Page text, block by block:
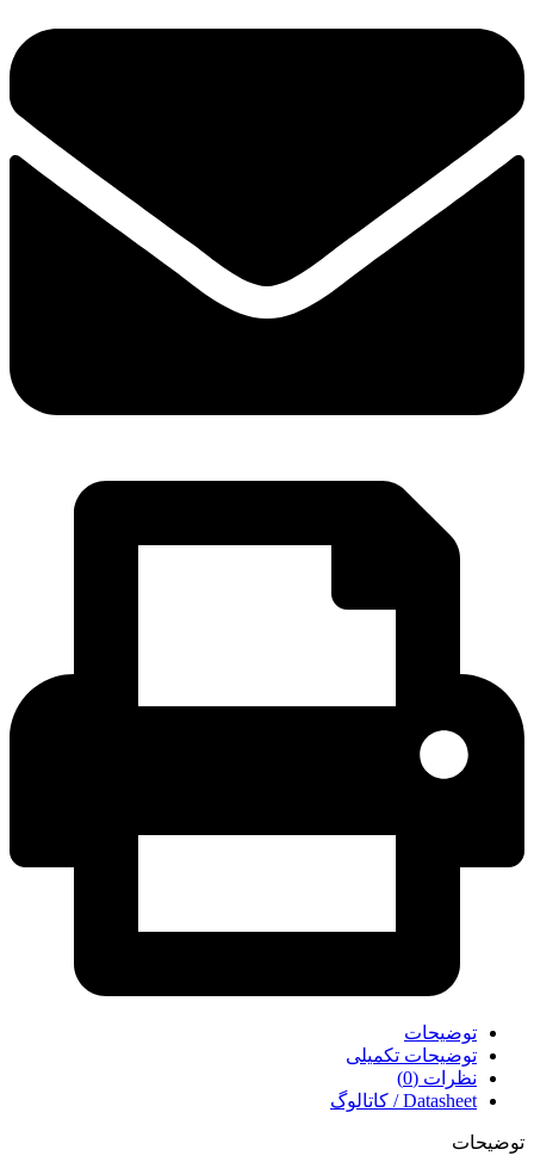
توضیحات
توضیحات تکمیلی
نظرات (0)
Datasheet / کاتالوگ
توضیحات